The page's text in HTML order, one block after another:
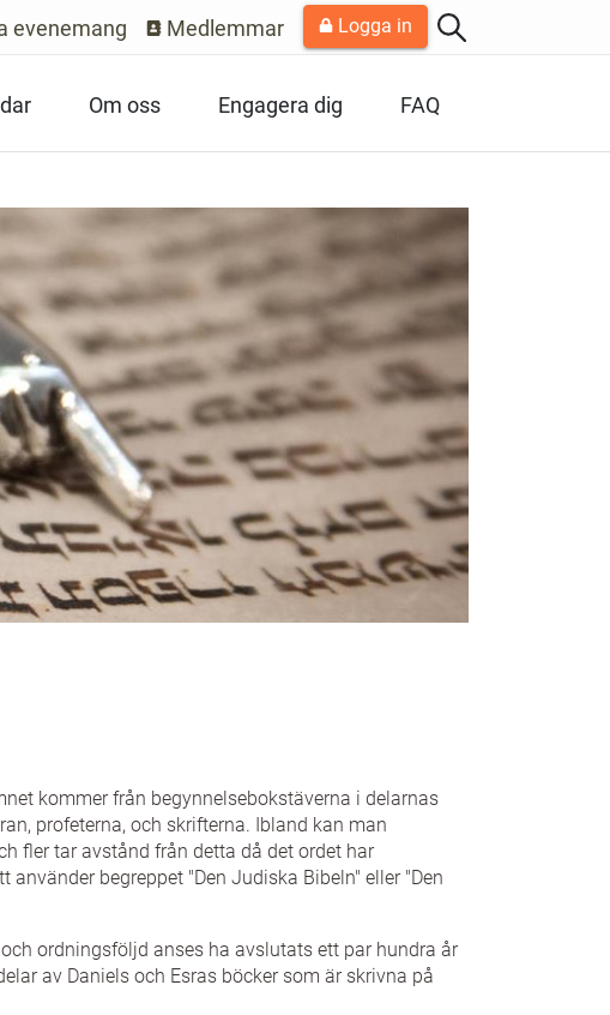
evenemang Medlemmar Logga in
Om oss Engagera dig FAQ
kommer från begynnelsebokstäverna i delarnas
profeterna, och skrifterna. Ibland kan man
fler tar avstånd från detta då det ordet har
begreppet "Den Judiska Bibeln" eller "Den
ordningsföljd anses ha avslutats ett par hundra år
av Daniels och Esras böcker som är skrivna på